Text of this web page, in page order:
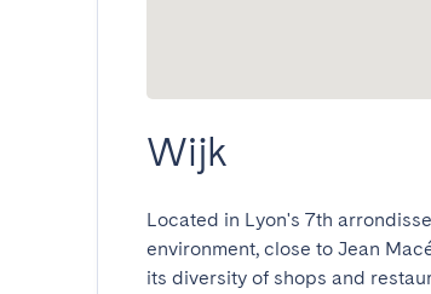
Wijk
Located in Lyon's 7th
environment, close to Jean
its diversity of shops and